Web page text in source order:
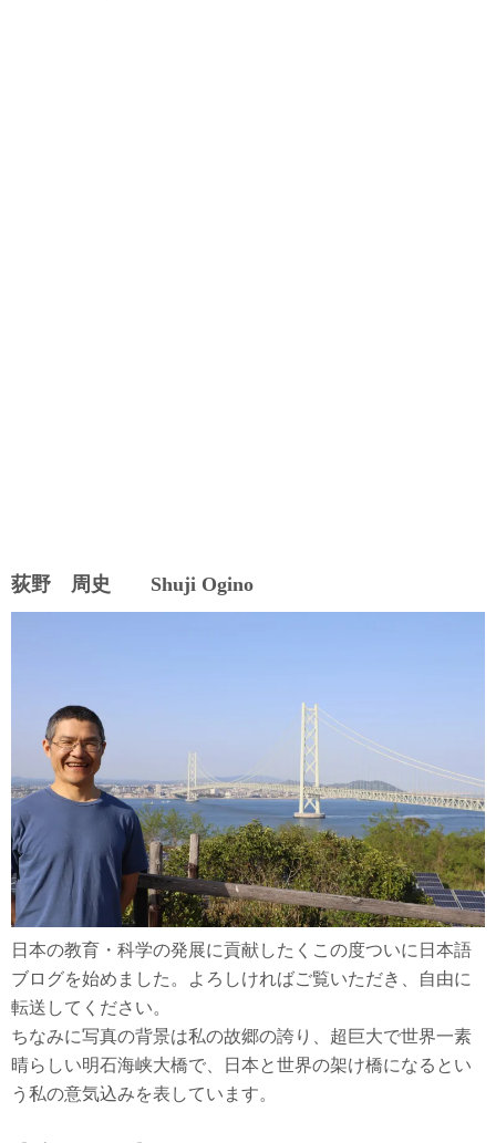
荻野 周史 Shuji Ogino
日本の教育・科学の発展に貢献したくこの度ついに日本語
ブログを始めました。よろしければご覧いただき、自由に
転送してください。
ちなみに写真の背景は私の故郷の誇り、超巨大で世界一素
晴らしい明石海峡大橋で、日本と世界の架け橋になるとい
う私の意気込みを表しています。